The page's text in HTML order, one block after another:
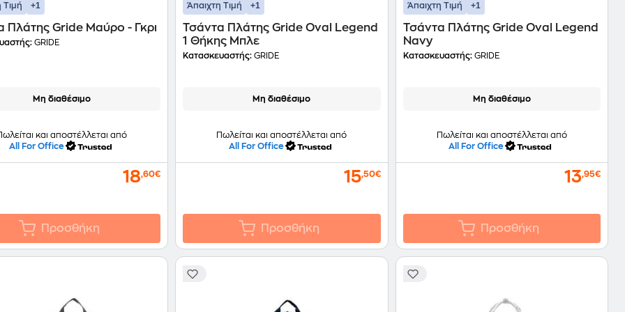
Τιμή +1
Πλάτης Gride Μαύρο - Γκρι
GRIDE
Μη διαθέσιμο
και αποστέλλεται από
All For Office
18,60€
Προσθήκη
Άπαιχτη Τιμή +1
Τσάντα Πλάτης Gride Oval Legend
1 Θήκης Μπλε
Κατασκευαστής: GRIDE
Μη διαθέσιμο
Πωλείται και αποστέλλεται από
All For Office
15,50€
Προσθήκη
Άπαιχτη Τιμή +1
Τσάντα Πλάτης Gride Oval Legend
Navy
Κατασκευαστής:GRIDE
Μη διαθέσιμο
Πωλείται και αποστέλλεται από
All For Office
13,95€
Προσθήκη